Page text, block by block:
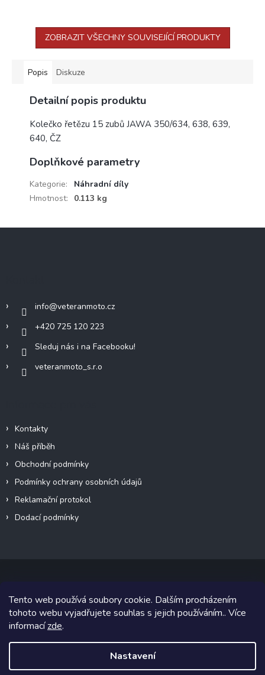
Tento web používá soubory cookie. Dalším procházením
tohoto webu vyjadřujete souhlas s jejich používáním.. Více
informacízde.
Nastavení
ZOBRAZIT VŠECHNY SOUVISEJÍCÍ PRODUKTY
Popis Diskuze
Detailní popis produktu
Kolečko řetězu 15 zubů JAWA 350/634, 638, 639,
640, ČZ
Doplňkové parametry
Kategorie:
Náhradní díly
Hmotnost: 0.113 kg
info@veteranmoto.cz
+420 725 120 223
Sleduj nás i na Facebooku!
veteranmoto_s.r.o
Kontakty
Náš příběh
Obchodní podmínky
Podmínky ochrany osobních údajů
Reklamační protokol
Dodací podmínky
Copyright 2026VeteránMoto s.r.o.. Všechna práva vyhrazena.
Grafický návrh vytvořil a na Shoptet implementoval
Shoptetak.cz.